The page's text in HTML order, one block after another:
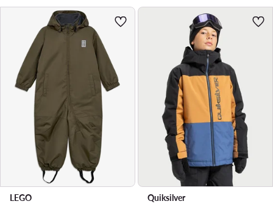
LEGO
Quiksilver